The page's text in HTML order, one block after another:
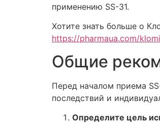
применению SS-31.
Хотите знать больше о
https://pharmaua.com/
Общие
Перед началом приема
последствий и
Определите цель